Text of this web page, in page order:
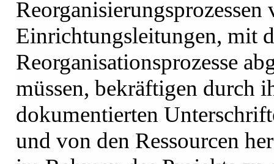
Einrichtungsleitungen, mit
Reorganisationsprozesse
müssen, bekräftigen durch
dokumentierten
und von den Ressourcen